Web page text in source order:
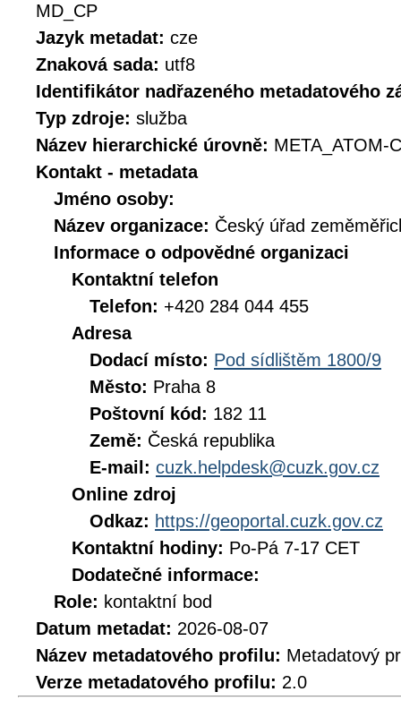
MD_CP
Jazyk metadat: cze
Znaková sada: utf8
Identifikátor nadřazeného metadatového
Typ zdroje: služba
Název hierarchické úrovně: META_ATOM-
Kontakt - metadata
Jméno osoby:
Název organizace: Český úřad
Informace o odpovědné organizaci
Kontaktní telefon
Telefon: +420 284 044 455
Adresa
Dodací místo: Pod sídlištěm 1800/9
Město: Praha 8
Poštovní kód: 182 11
Země: Česká republika
E-mail: cuzk.helpdesk@cuzk.gov.cz
Online zdroj
Odkaz: https://geoportal.cuzk.gov.cz
Kontaktní hodiny: Po-Pá 7-17 CET
Dodatečné informace:
Role: kontaktní bod
Datum metadat: 2026-08-07
Název metadatového profilu: Metadatový
Verze metadatového profilu: 2.0